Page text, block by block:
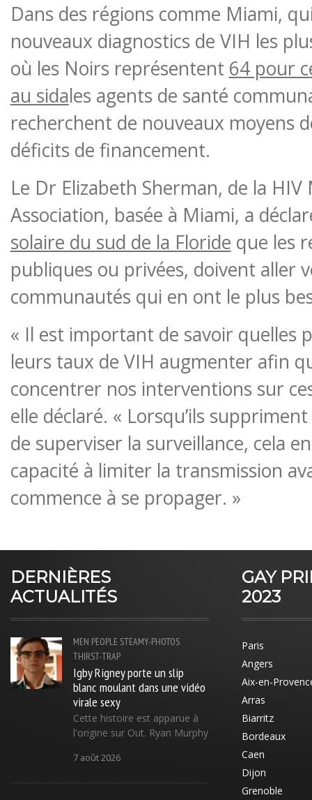
Dans des régions comme Miami,
nouveaux diagnostics de VIH les
où les Noirs représentent 64 pour
au sidales agents de santé
recherchent de nouveaux moyens
déficits de financement.
Le Dr Elizabeth Sherman, de la HIV
Association, basée à Miami, a
solaire du sud de la Floride que les
publiques ou privées, doivent aller
communautés qui en ont le plus
« Il est important de savoir quelles
leurs taux de VIH augmenter afin
concentrer nos interventions sur
elle déclaré. « Lorsqu’ils
de superviser la surveillance, cela
capacité à limiter la transmission
commence à se propager. »
DERNIÈRES
ACTUALITÉS
MEN PEOPLE STEAMY-PHOTOS
THIRST-TRAP
Igby Rigney porte un slip
blanc moulant dans une vidéo
virale sexy
Cette histoire est apparue à
l'origine sur Out. Ryan Murphy
7 août 2026
GAY
2023
Paris
Angers
Aix-en-
Arras
Biarritz
Bordeaux
Caen
Dijon
Grenoble